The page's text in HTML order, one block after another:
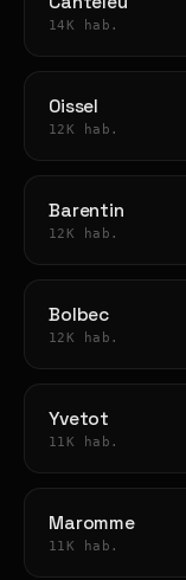
14K hab.
Oissel
12K hab.
Barentin
12K hab.
Bolbec
12K hab.
Yvetot
11K hab.
Maromme
11K hab.